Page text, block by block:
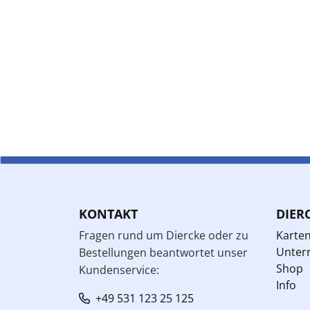
KONTAKT
Fragen rund um Diercke oder zu
Bestellungen beantwortet unser
Kundenservice:
+49 531 123 25 125
Karten
Shop
Info